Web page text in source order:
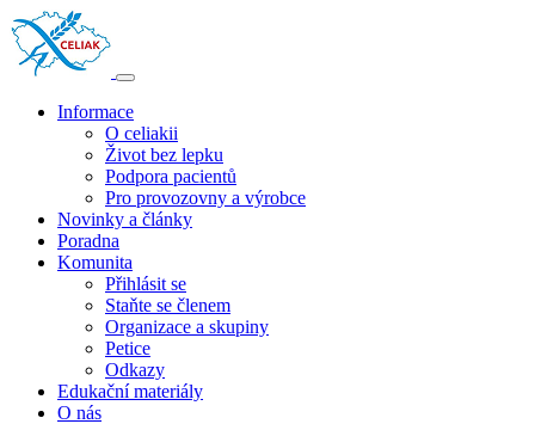
Informace
O celiakii
Život bez lepku
Podpora pacientů
Pro provozovny a výrobce
Novinky a články
Poradna
Komunita
Přihlásit se
Staňte se členem
Organizace a skupiny
Petice
Odkazy
Edukační materiály
O nás